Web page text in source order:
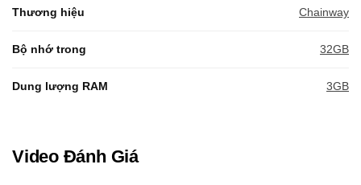
Thương hiệu Chainway
Bộ nhớ trong 32GB
Dung lượng RAM 3GB
Video Đánh Giá